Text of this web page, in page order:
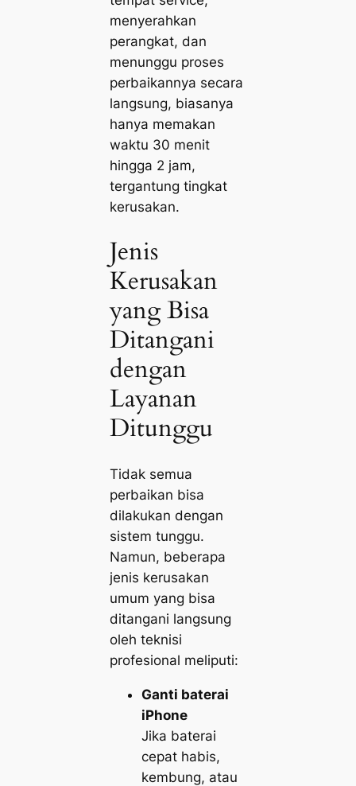
menyerahkan
perangkat, dan
menunggu proses
perbaikannya secara
langsung, biasanya
hanya memakan
waktu 30 menit
hingga 2 jam,
tergantung tingkat
kerusakan.
Jenis
Kerusakan
yang Bisa
Ditangani
dengan
Layanan
Ditunggu
Tidak semua
perbaikan bisa
dilakukan dengan
sistem tunggu.
Namun, beberapa
jenis kerusakan
umum yang bisa
ditangani langsung
oleh teknisi
profesional meliputi:
Ganti baterai
iPhone
Jika baterai
cepat habis,
kembung, atau